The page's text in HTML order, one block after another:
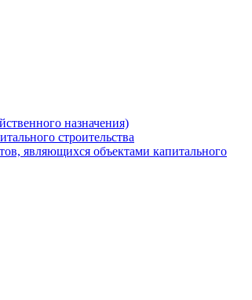
назначения)
строительства
являющихся объектами капитального